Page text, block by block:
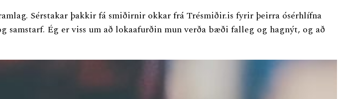
Sérstakar þakkir fá smiðirnir okkar frá Trésmiðir.is fyrir þeirra ósérhlífna
Ég er viss um að lokaafurðin mun verða bæði falleg og hagnýt, og að